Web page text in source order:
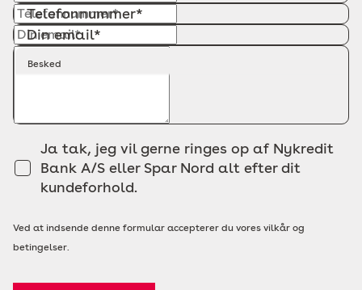
Telefonnummer*
Din email*
Besked
Ja tak, jeg vil gerne ringes op af Nykredit
Bank A/S eller Spar Nord alt efter dit
kundeforhold.
Ved at indsende denne formular accepterer du vores vilkår og
betingelser.